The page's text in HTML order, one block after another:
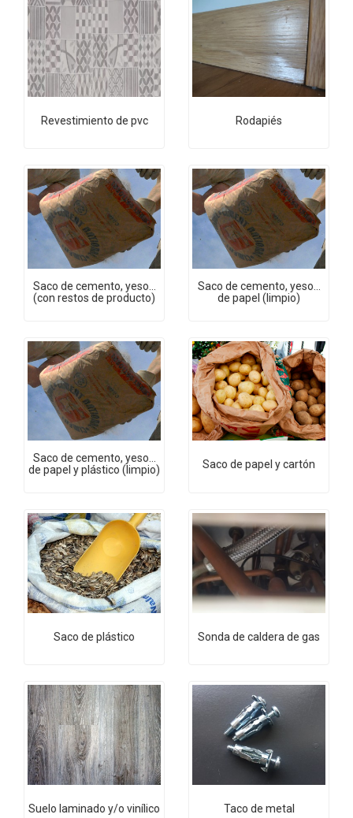
Revestimiento de pvc Rodapiés
Saco de cemento, yeso...
(con restos de producto)
Saco de cemento, yeso...
de papel (limpio)
Saco de cemento, yeso...
de papel y plástico (limpio)
Saco de papel y cartón
Saco de plástico Sonda de caldera de gas
Suelo laminado y/o vinílico Taco de metal